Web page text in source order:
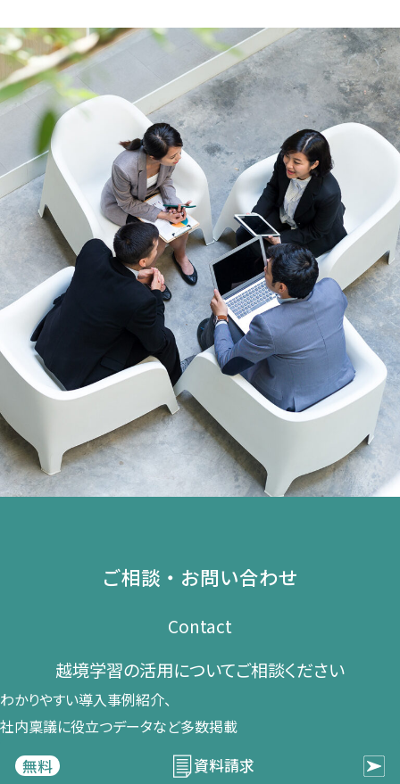
で
ま
す）
で
開
き
す）
で
開
き
ま
す）
ご相談・お問い合わせ
Contact
越境学習の​活用に​ついて​ご相談ください​
わかりやすい導入事例紹介、​
社内稟議に​役立つデータなど​多数掲載
無料
資料請求